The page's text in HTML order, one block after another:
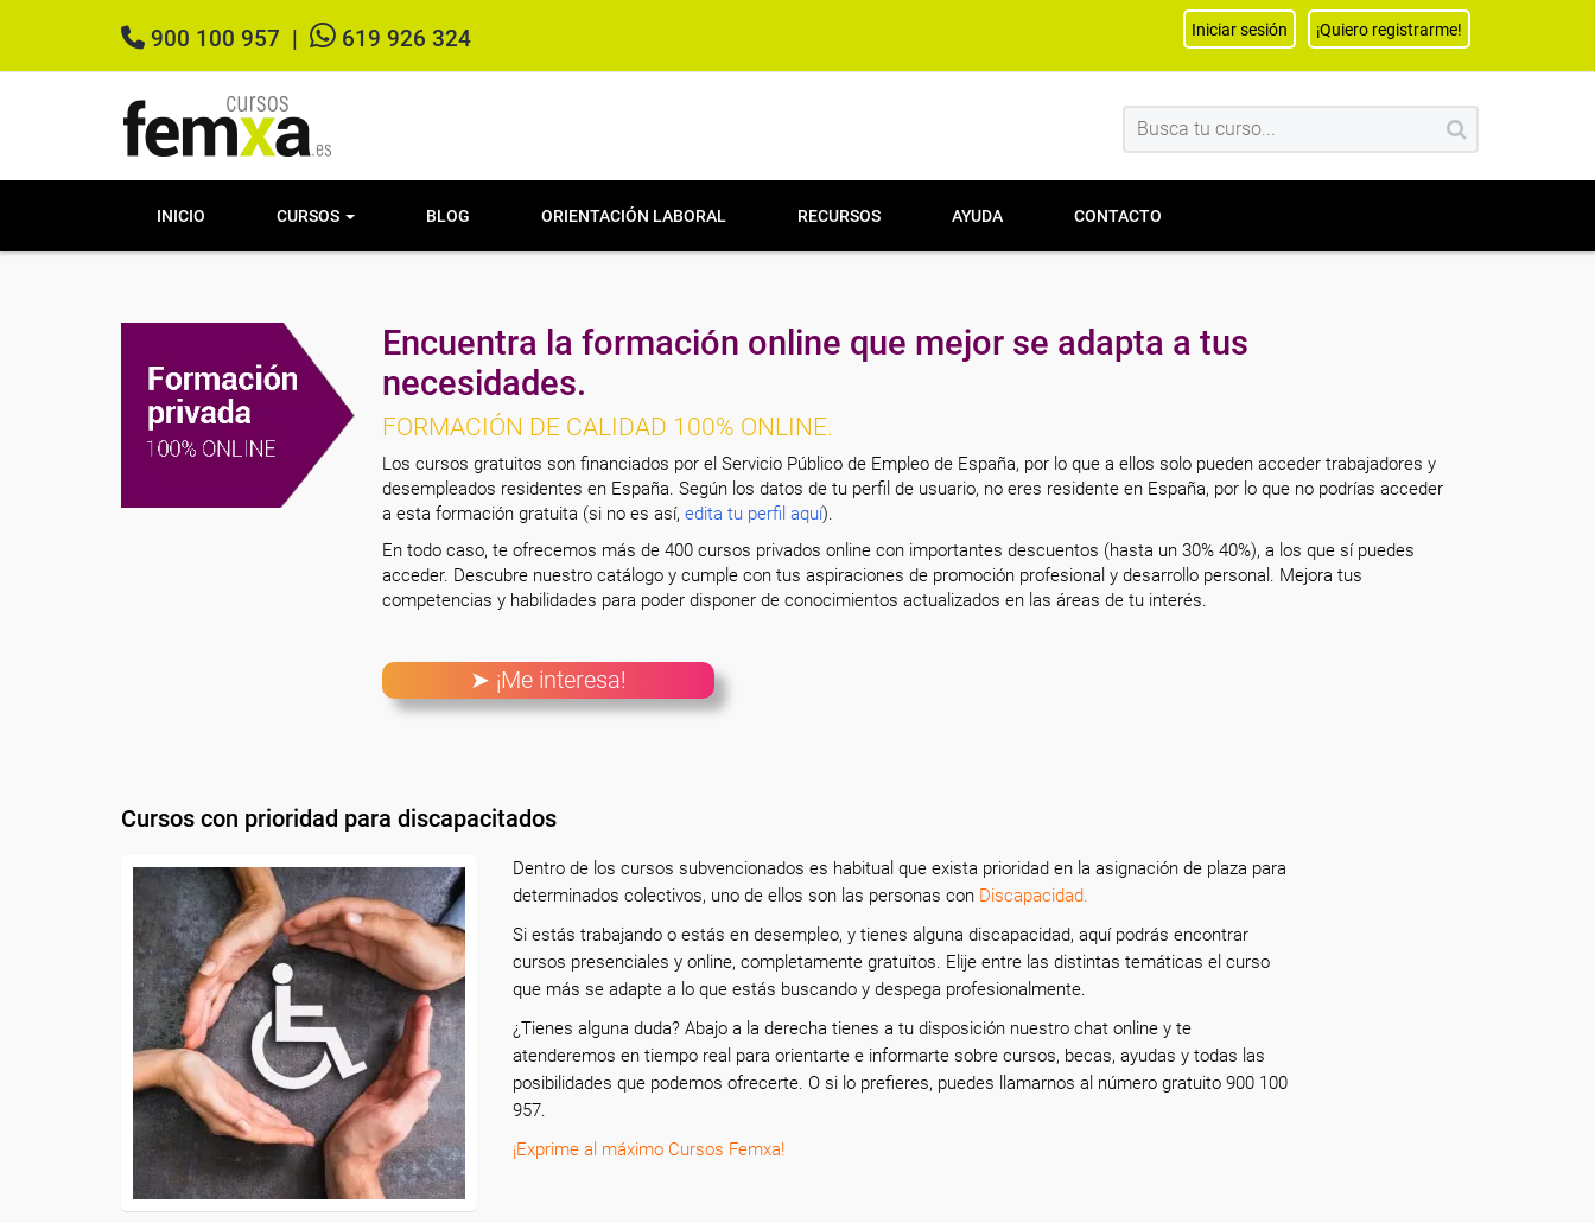
900 100 957 619 926 324 Iniciar sesión ¡Quiero registrarme!
INICIO CURSOS BLOG ORIENTACIÓN LABORAL RECURSOS AYUDA CONTACTO
Encuentra la formación online que mejor se adapta a tus
necesidades.
FORMACIÓN DE CALIDAD 100% ONLINE.
Los cursos gratuitos son financiados por el Servicio Público de Empleo de España, por lo que a ellos solo pueden acceder trabajadores y
desempleados residentes en España. Según los datos de tu perfil de usuario, no eres residente en España, por lo que no podrías acceder
a esta formación gratuita (si no es así, edita tu perfil aquí).
En todo caso, te ofrecemos más de 400 cursos privados online con importantes descuentos (hasta un 30% 40%), a los que sí puedes
acceder. Descubre nuestro catálogo y cumple con tus aspiraciones de promoción profesional y desarrollo personal. Mejora tus
competencias y habilidades para poder disponer de conocimientos actualizados en las áreas de tu interés.
➤ ¡Me interesa!
Cursos con prioridad para discapacitados
Dentro de los cursos subvencionados es habitual que exista prioridad en la asignación de plaza para
determinados colectivos, uno de ellos son las personas con Discapacidad.
Si estás trabajando o estás en desempleo, y tienes alguna discapacidad, aquí podrás encontrar
cursos presenciales y online, completamente gratuitos. Elije entre las distintas temáticas el curso
que más se adapte a lo que estás buscando y despega profesionalmente.
¿Tienes alguna duda? Abajo a la derecha tienes a tu disposición nuestro chat online y te
atenderemos en tiempo real para orientarte e informarte sobre cursos, becas, ayudas y todas las
posibilidades que podemos ofrecerte. O si lo prefieres, puedes llamarnos al número gratuito 900 100
957.
¡Exprime al máximo Cursos Femxa!